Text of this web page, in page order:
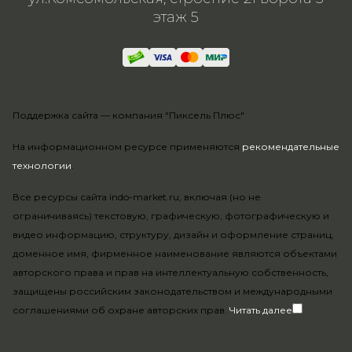
На информационном ресурсе применяются рекомендательные
технологии.
Все ресурсы сайта indo-market.ru, включая (но не
ограничиваясь) текстовую, графическую, фотографическую и
видео информацию, структуру, дизайн и оформление страниц,
доменное имя, фирменное наименование являются объектами
авторского права и прав на интеллектуальную собственность,
защищены российским законодательством и международными
соглашениями об охране авторских прав. Читать далее
этаж 5
Поддержка сайта — компания "Пиксель Плюс"